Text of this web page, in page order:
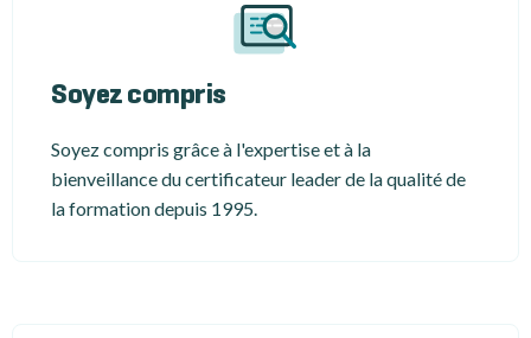
Soyez compris
Soyez compris grâce à l'expertise et à la
bienveillance du certificateur leader de la qualité de
la formation depuis 1995.